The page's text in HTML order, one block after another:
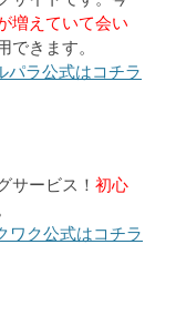
増えていて会い
できます。
パラ公式はコチラ
サービス！ 初心
ワク公式はコチラ